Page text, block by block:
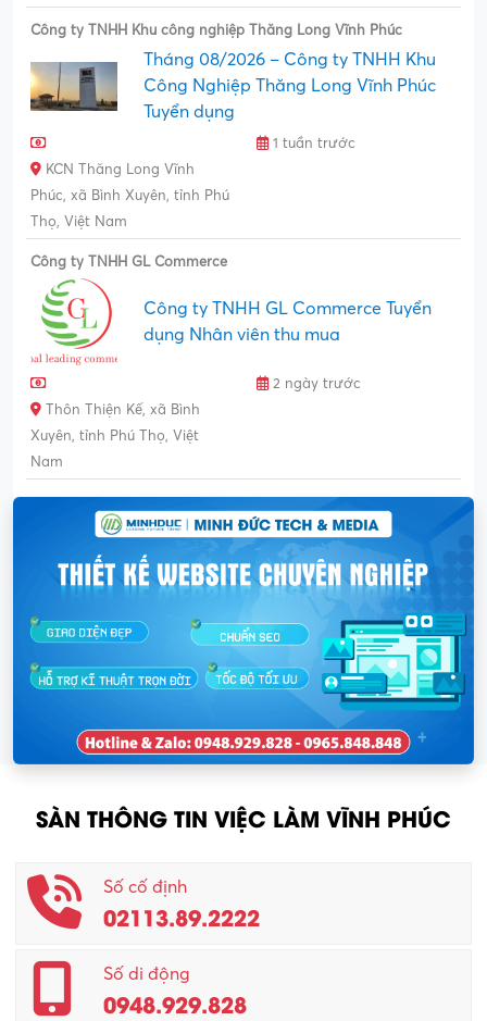
Công ty TNHH Khu công nghiệp Thăng Long Vĩnh Phúc
Tháng 08/2026 – Công ty TNHH Khu
Công Nghiệp Thăng Long Vĩnh Phúc
Tuyển dụng
1 tuần trước
KCN Thăng Long Vĩnh
Phúc, xã Bình Xuyên, tỉnh Phú
Thọ, Việt Nam
Công ty TNHH GL Commerce
Công ty TNHH GL Commerce Tuyển
dụng Nhân viên thu mua
2 ngày trước
Thôn Thiện Kế, xã Bình
Xuyên, tỉnh Phú Thọ, Việt
Nam
SÀN THÔNG TIN VIỆC LÀM VĨNH PHÚC
Số cố định
02113.89.2222
Số di động
0948.929.828